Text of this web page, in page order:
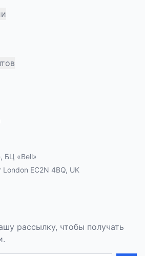
БЦ «Bell»
EC2N 4BQ, UK
рассылку, чтобы получать